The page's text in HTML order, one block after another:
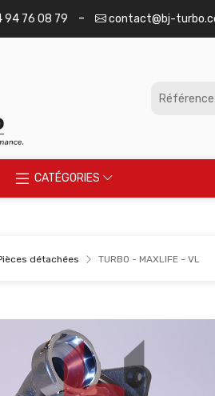
94 76 08 79 - contact@bj-
CATÉGORIES
détachées TURBO - MAXLIFE - VL